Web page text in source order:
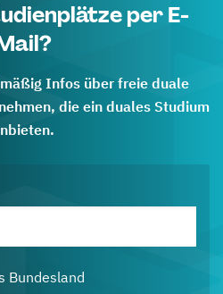
per E-
Infos über freie duale
die ein duales Studium
Bundesland